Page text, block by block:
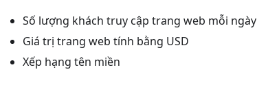
Số lượng khách truy cập trang web mỗi ngày
Giá trị trang web tính bằng USD
Xếp hạng tên miền